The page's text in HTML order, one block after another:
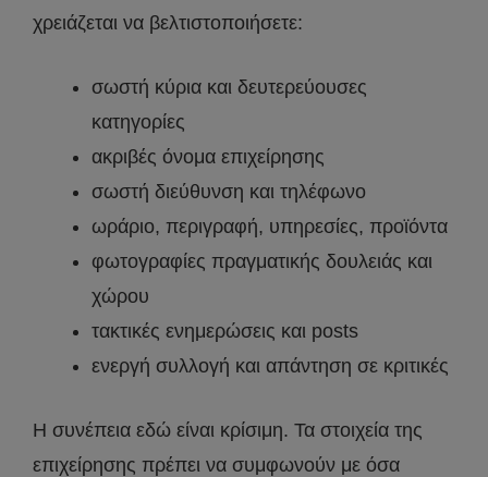
χρειάζεται να βελτιστοποιήσετε:
σωστή κύρια και δευτερεύουσες
κατηγορίες
ακριβές όνομα επιχείρησης
σωστή διεύθυνση και τηλέφωνο
ωράριο, περιγραφή, υπηρεσίες, προϊόντα
φωτογραφίες πραγματικής δουλειάς και
χώρου
τακτικές ενημερώσεις και posts
ενεργή συλλογή και απάντηση σε κριτικές
Η συνέπεια εδώ είναι κρίσιμη. Τα στοιχεία της
επιχείρησης πρέπει να συμφωνούν με όσα